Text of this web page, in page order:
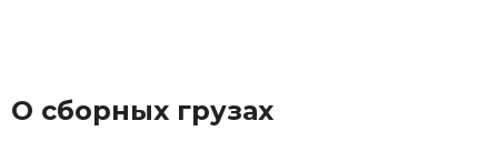
О сборных грузах